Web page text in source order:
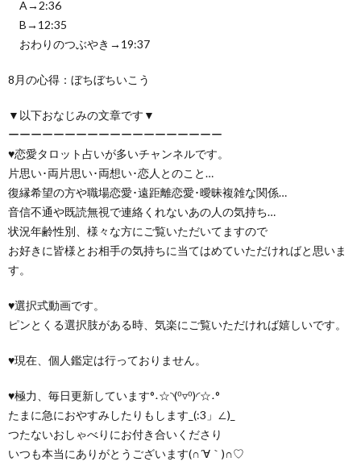
A→2:36
B→12:35
おわりのつぶやき→19:37
8月の心得：ぼちぼちいこう
▼以下おなじみの文章です▼
ーーーーーーーーーーーーーーーーーーー
♥恋愛タロット占いが多いチャンネルです。
片思い･両片思い･両想い･恋人とのこと…
復縁希望の方や職場恋愛･遠距離恋愛･曖昧複雑な関係…
音信不通や既読無視で連絡くれないあの人の気持ち…
状況年齢性別、様々な方にご覧いただいてますので
お好きに皆様とお相手の気持ちに当てはめていただければと思いま
す。
♥選択式動画です。
ピンとくる選択肢がある時、気楽にご覧いただければ嬉しいです。
♥現在、個人鑑定は行っておりません。
♥極力、毎日更新しています°˖☆◝(⁰▿⁰)◜☆˖°
たまに急におやすみしたりもします_(:3」∠)_
つたないおしゃべりにお付き合いくださり
いつも本当にありがとうございます(∩´∀｀)∩♡